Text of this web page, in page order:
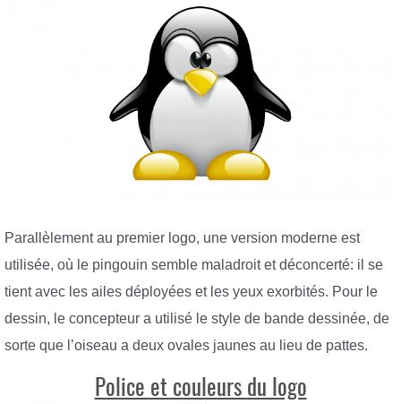
Parallèlement au premier logo, une version moderne est
utilisée, où le pingouin semble maladroit et déconcerté: il se
tient avec les ailes déployées et les yeux exorbités. Pour le
dessin, le concepteur a utilisé le style de bande dessinée, de
sorte que l’oiseau a deux ovales jaunes au lieu de pattes.
Police et couleurs du logo